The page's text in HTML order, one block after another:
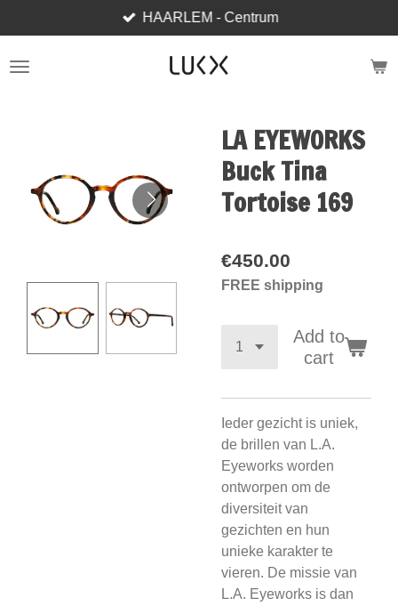
to
main
HAARLEM - Centrum
LA EYEWORKS
Buck Tina
Tortoise 169
€450.00
FREE shipping
Add to
cart
Ieder gezicht is uniek,
de brillen van L.A.
Eyeworks worden
ontworpen om de
diversiteit van
gezichten en hun
unieke karakter te
vieren. De missie van
L.A. Eyeworks is dan